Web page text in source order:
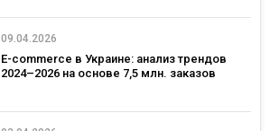
09.04.2026
E-commerce в Украине: анализ трендов
2024–2026 на основе 7,5 млн. заказов